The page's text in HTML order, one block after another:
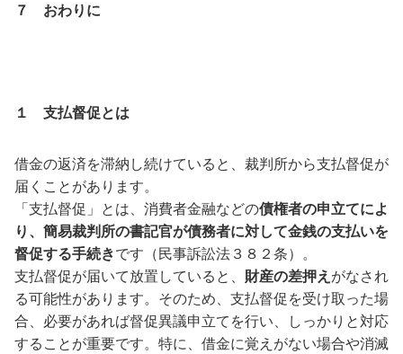
７ おわりに
１ 支払督促とは
借金の返済を滞納し続けていると、裁判所から支払督促が
届くことがあります。
「支払督促」とは、消費者金融などの債権者の申立てによ
り、簡易裁判所の書記官が債務者に対して金銭の支払いを
督促する手続きです（民事訴訟法３８２条）。
支払督促が届いて放置していると、 財産の差押え がなされ
る可能性があります。そのため、支払督促を受け取った場
合、必要があれば督促異議申立てを行い、しっかりと対応
することが重要です。特に、借金に覚えがない場合や消滅